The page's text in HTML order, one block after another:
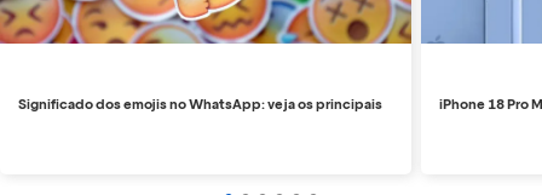
Significado dos emojis no WhatsApp: veja os principais iPhone 18 Pro